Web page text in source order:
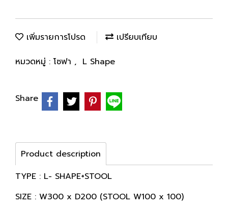
เพิ่มรายการโปรด
เปรียบเทียบ
หมวดหมู่ : โซฟา , L Shape
Share
Product description
TYPE : L- SHAPE+STOOL
SIZE : W300 x D200 (STOOL W100 x 100)